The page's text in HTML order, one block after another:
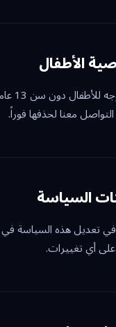
الأطفال
معنا لحذفها فوراً.
السياسة
تعديل هذه السياسة
أي تغييرات.